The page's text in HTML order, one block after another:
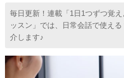
毎日更新！連載「1日1つずつ覚
ッスン」では、日常会話で使える
介します♪